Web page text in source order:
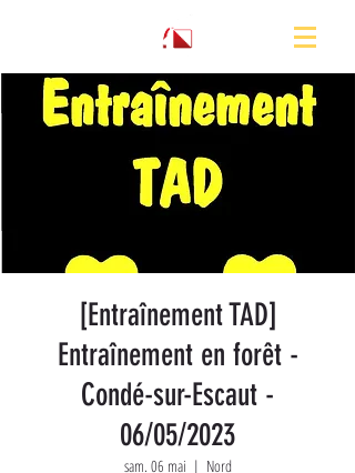
[Entraînement TAD]
Entraînement en forêt -
Condé-sur-Escaut -
06/05/2023
sam. 06 mai
  |
Nord